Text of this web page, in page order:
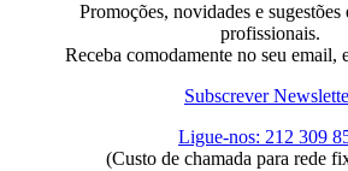
Promoções, novidades e sugestões
profissionais.
Receba comodamente no seu email,
Subscrever
Ligue-nos: 212 309
(Custo de chamada para rede